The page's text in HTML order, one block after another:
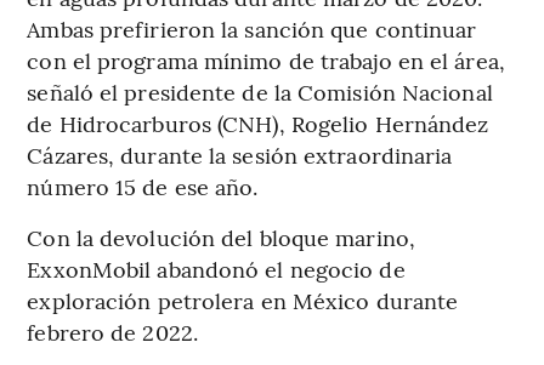
Ambas prefirieron la sanción que continuar
con el programa mínimo de trabajo en el área,
señaló el presidente de la Comisión Nacional
de Hidrocarburos (CNH), Rogelio Hernández
Cázares, durante la sesión extraordinaria
número 15 de ese año.
Con la devolución del bloque marino,
ExxonMobil abandonó el negocio de
exploración petrolera en México durante
febrero de 2022.